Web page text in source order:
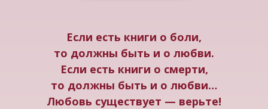
Если есть книги о боли,
то должны быть и о любви.
Если есть книги о смерти,
то должны быть и о любви…
Любовь существует — верьте!